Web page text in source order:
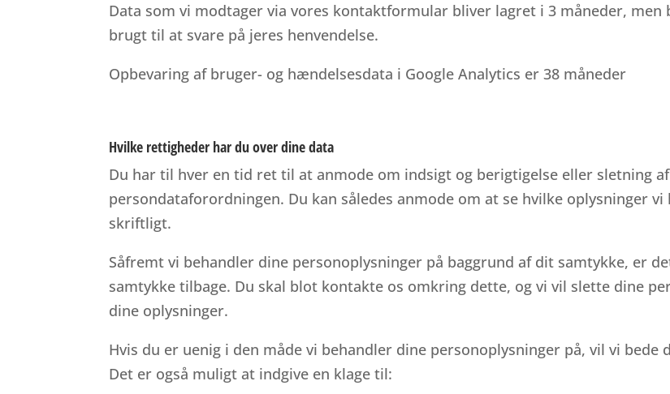
Data som vi modtager via vores kontaktformular bliver lagret i 3 måneder,
brugt til at svare på jeres henvendelse.
Opbevaring af bruger- og hændelsesdata i Google Analytics er 38 måneder
Hvilke rettigheder har du over dine data
Du har til hver en tid ret til at anmode om indsigt og berigtigelse eller sletning
persondataforordningen. Du kan således anmode om at se hvilke oplysninger
skriftligt.
Såfremt vi behandler dine personoplysninger på baggrund af dit samtykke, er
samtykke tilbage. Du skal blot kontakte os omkring dette, og vi vil slette dine
dine oplysninger.
Hvis du er uenig i den måde vi behandler dine personoplysninger på, vil vi bede
Det er også muligt at indgive en klage til: